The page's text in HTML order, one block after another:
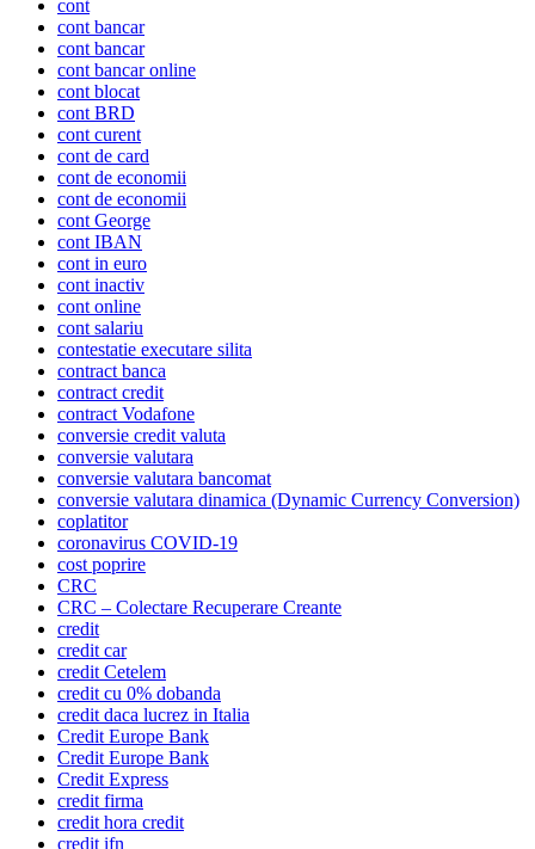
cont
cont bancar
cont bancar
cont bancar online
cont blocat
cont BRD
cont curent
cont de card
cont de economii
cont de economii
cont George
cont IBAN
cont in euro
cont inactiv
cont online
cont salariu
contestatie executare silita
contract banca
contract credit
contract Vodafone
conversie credit valuta
conversie valutara
conversie valutara bancomat
conversie valutara dinamica (Dynamic Currency Conversion)
coplatitor
coronavirus COVID-19
cost poprire
CRC
CRC – Colectare Recuperare Creante
credit
credit car
credit Cetelem
credit cu 0% dobanda
credit daca lucrez in Italia
Credit Europe Bank
Credit Europe Bank
Credit Express
credit firma
credit hora credit
credit ifn